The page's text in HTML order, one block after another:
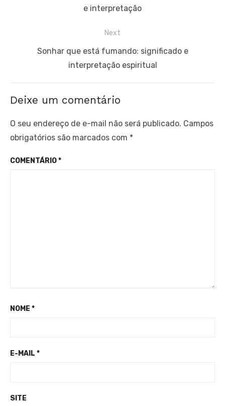
e interpretação
Next
Sonhar que está fumando: significado e
interpretação espiritual
Deixe um comentário
O seu endereço de e-mail não será publicado. Campos
obrigatórios são marcados com *
COMENTÁRIO*
NOME *
E-MAIL *
SITE